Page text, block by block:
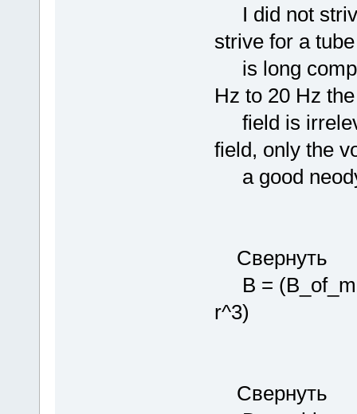
I did not
strive for a
is long
Hz to 20 Hz
field is
field, only the
a good
Свернуть
B =
r^3)
Свернуть